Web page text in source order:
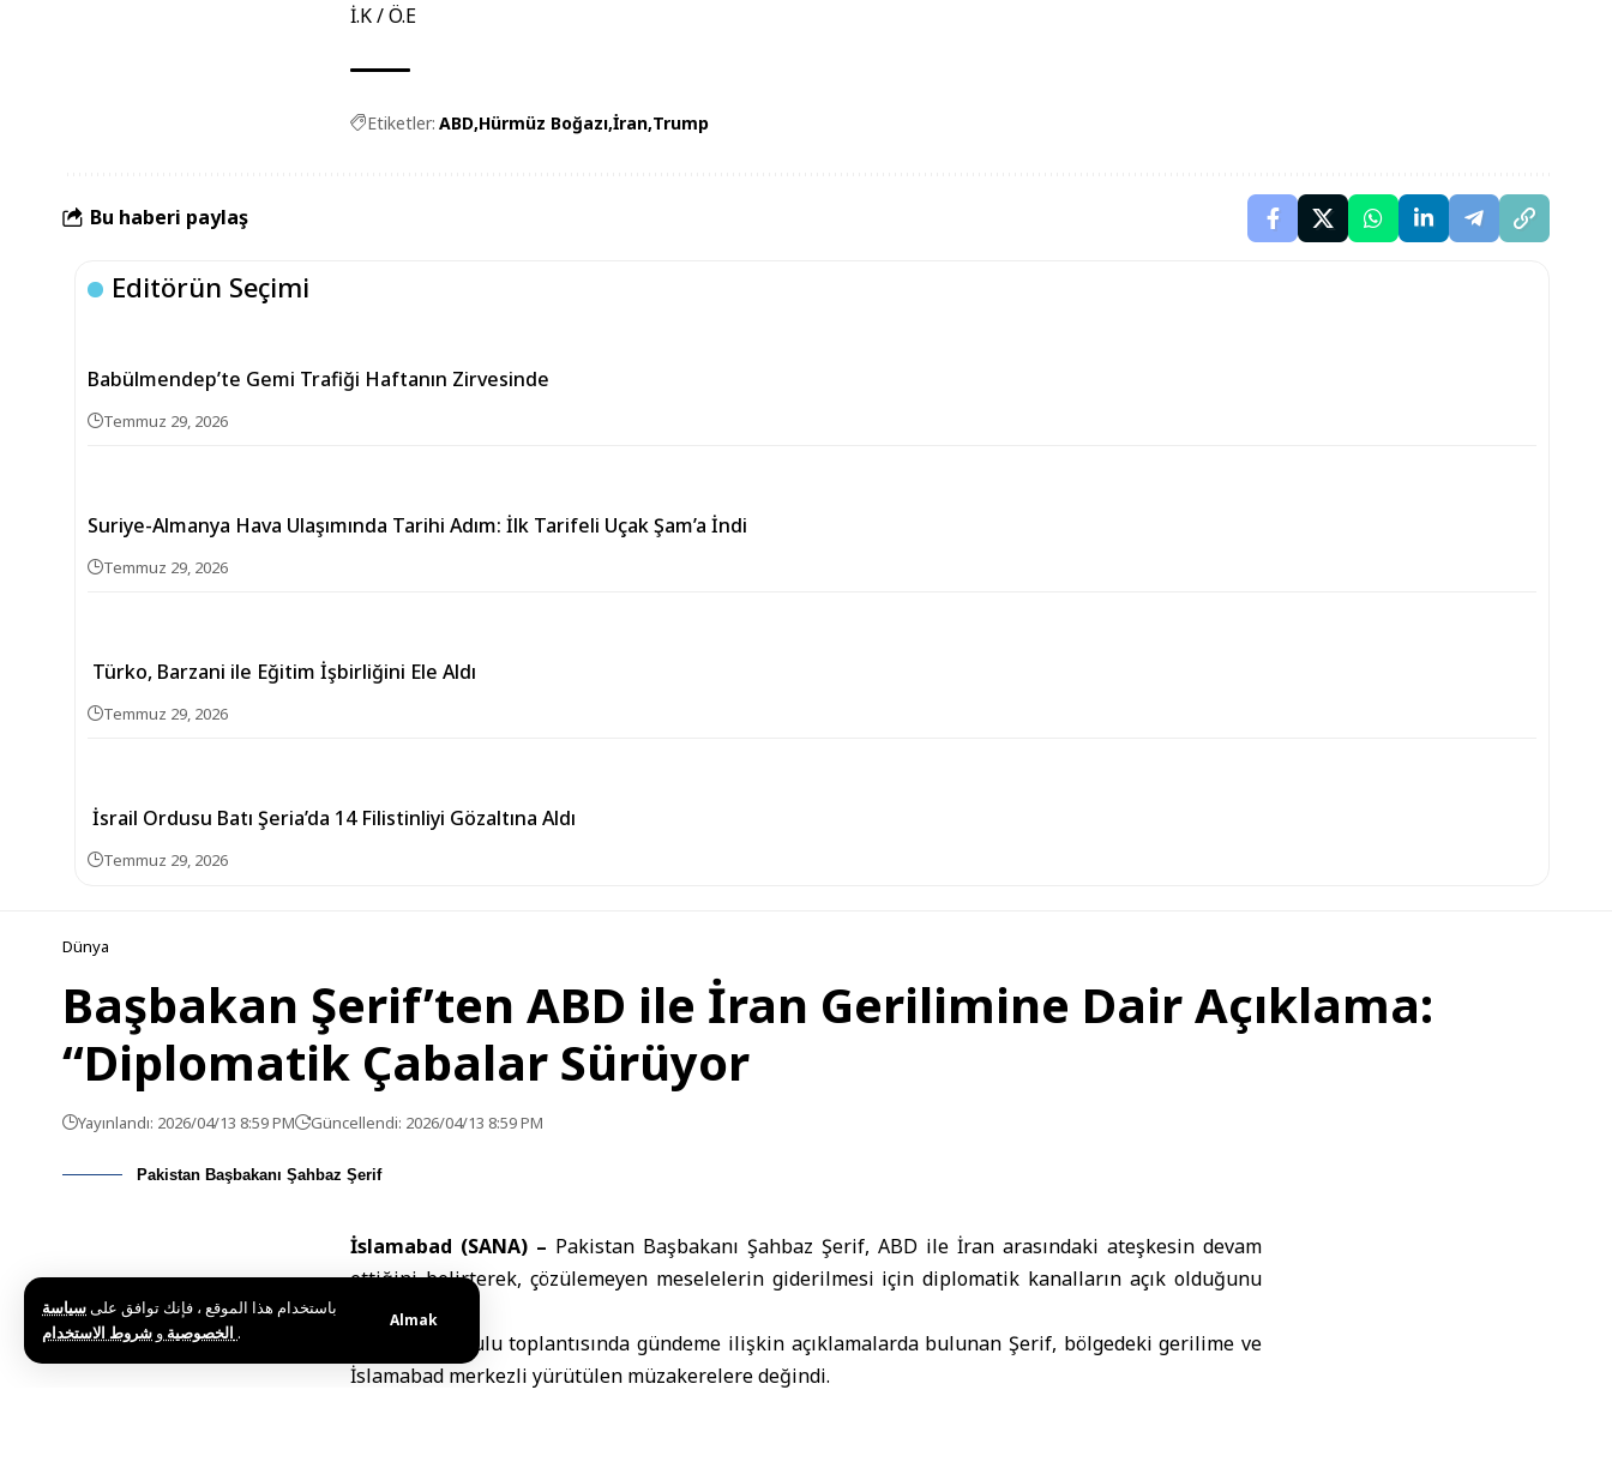
باستخدام هذا الموقع ، فإنك توافق علىسياسة
الخصوصية و .
Almak
İ.K / Ö.E
Etiketler: ABD Hürmüz Boğazı İran Trump
Bu haberi paylaş
Editörün Seçimi
Babülmendep’te Gemi Trafiği Haftanın Zirvesinde
Temmuz 29, 2026
Suriye-Almanya Hava Ulaşımında Tarihi Adım: İlk Tarifeli Uçak Şam’a İndi
Temmuz 29, 2026
Türko, Barzani ile Eğitim İşbirliğini Ele Aldı
Temmuz 29, 2026
İsrail Ordusu Batı Şeria’da 14 Filistinliyi Gözaltına Aldı
Temmuz 29, 2026
Dünya
Başbakan Şerif’ten ABD ile İran Gerilimine Dair Açıklama:
“Diplomatik Çabalar Sürüyor
Yayınlandı: 2026/04/13 8:59 PM Güncellendi: 2026/04/13 8:59 PM
Pakistan Başbakanı Şahbaz Şerif
İslamabad (SANA) – Pakistan Başbakanı Şahbaz Şerif, ABD ile İran arasındaki ateşkesin devam
ettiğini belirterek, çözülemeyen meselelerin giderilmesi için diplomatik kanalların açık olduğunu
ifade etti.
Bakanlar Kurulu toplantısında gündeme ilişkin açıklamalarda bulunan Şerif, bölgedeki gerilime ve
İslamabad merkezli yürütülen müzakerelere değindi.